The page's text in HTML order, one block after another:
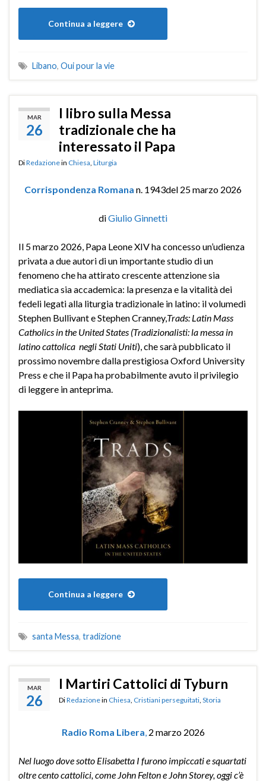
Continua a leggere
Libano, Oui pour la vie
MAR
26
l libro sulla Messa
tradizionale che ha
interessato il Papa
DiRedazionein Chiesa Liturgia
Corrispondenza Romana n. 1943del 25 marzo 2026
diGiulio Ginnetti
Il 5 marzo 2026, Papa Leone XIV ha concesso un’udienza
privata a due autori di un importante studio di un
fenomeno che ha attirato crescente attenzione sia
mediatica sia accademica: la presenza e la vitalità dei
fedeli legati alla liturgia tradizionale in latino: il volumedi
Stephen Bullivant e Stephen Cranney,Trads: Latin Mass
Catholics in the United States (Tradizionalisti: la messa in
latino cattolica negli Stati Uniti), che sarà pubblicato il
prossimo novembre dalla prestigiosa Oxford University
Press e che il Papa ha probabilmente avuto il privilegio
di leggere in anteprima.
Continua a leggere
santa Messa, tradizione
MAR
26
I Martiri Cattolici di Tyburn
DiRedazionein Chiesa Cristiani perseguitati Storia
Radio Roma Libera 2 marzo 2026
Nel luogo dove sotto Elisabetta I furono impiccati e squartati
oltre cento cattolici, come John Felton e John Storey, oggi c’è